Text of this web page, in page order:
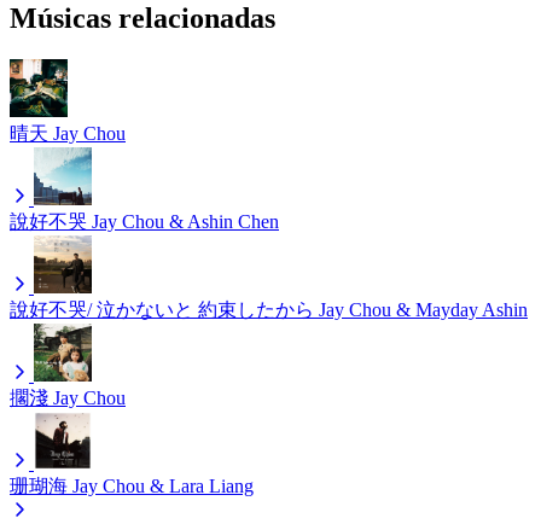
Músicas relacionadas
晴天 Jay Chou
說好不哭 Jay Chou & Ashin Chen
說好不哭/ 泣かないと 約束したから Jay Chou & Mayday Ashin
擱淺 Jay Chou
珊瑚海 Jay Chou & Lara Liang